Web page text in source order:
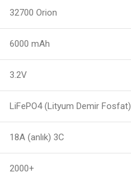
32700 Orion
6000 mAh
3.2V
LiFePO4 (Lityum Demir Fosfat)
18A (anlık) 3C
2000+